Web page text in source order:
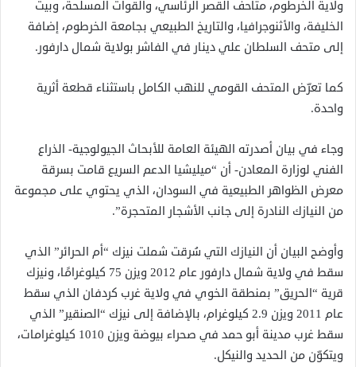
ولاية الخرطوم، متاحف القصر الرئاسي، والقوات المسلحة، وبيت
الخليفة، والأثنوجرافيا، والتاريخ الطبيعي بجامعة الخرطوم، إضافة
إلى متحف السلطان علي دينار في الفاشر بولاية شمال دارفور.
كما تعرّض المتحف القومي للنهب الكامل باستثناء قطعة أثرية
واحدة.
وجاء في بيان أصدرته الهيئة العامة للأبحاث الجيولوجية- الذراع
الفني لوزارة المعادن- أن “ميليشيا الدعم السريع قامت بسرقة
معرض الظواهر الطبيعية في السودان، الذي يحتوي على مجموعة
من النيازك النادرة إلى جانب الأشجار المتحجرة”.
وأوضح البيان أن النيازك التي سُرقت شملت نيزك “أم الحرائر” الذي
سقط في ولاية شمال دارفور عام 2012 ويزن 75 كيلوغرامًا، ونيزك
قرية “الحريق” بمنطقة الخوي في ولاية غرب كردفان الذي سقط
عام 2011 ويزن 2.9 كيلوغرام، بالإضافة إلى نيزك “الصنقير” الذي
سقط غرب مدينة أبو حمد في صحراء بيوضة ويزن 1010 كيلوغرامات،
ويتكوّن من الحديد والنيكل.